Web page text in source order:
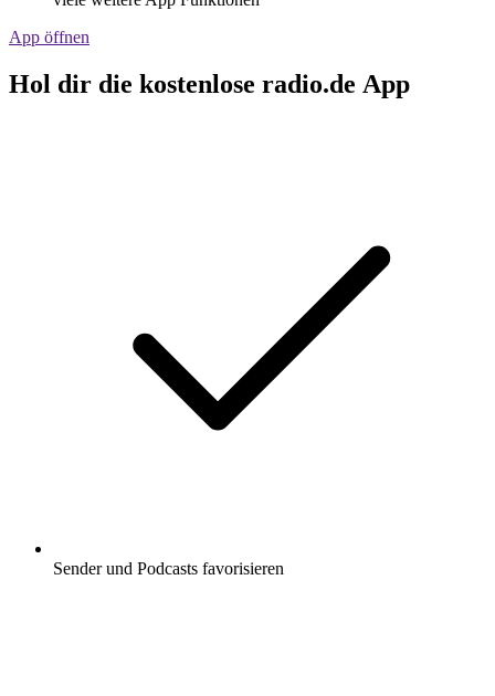
App öffnen
Hol dir die kostenlose radio.de App
Sender und Podcasts favorisieren